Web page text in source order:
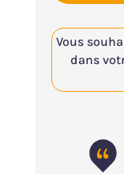
Vous
dans